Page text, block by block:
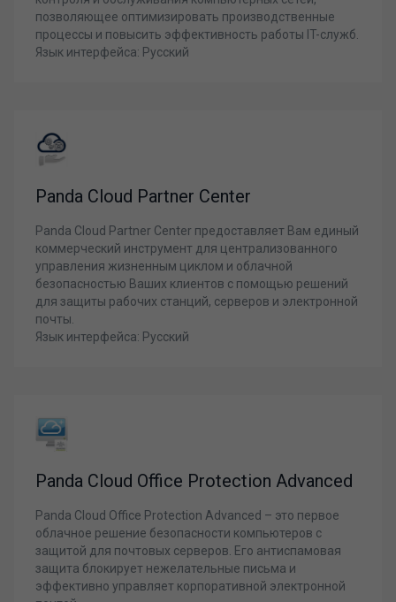
позволяющее оптимизировать производственные
процессы и повысить эффективность работы IT-служб.
Язык интерфейса: Русский
Panda Cloud Partner Center
Panda Cloud Partner Center предоставляет Вам единый
коммерческий инструмент для централизованного
управления жизненным циклом и облачной
безопасностью Ваших клиентов с помощью решений
для защиты рабочих станций, серверов и электронной
почты.
Язык интерфейса: Русский
Panda Cloud Office Protection Advanced
Panda Cloud Office Protection Advanced – это первое
облачное решение безопасности компьютеров с
защитой для почтовых серверов. Его антиспамовая
защита блокирует нежелательные письма и
эффективно управляет корпоративной электронной